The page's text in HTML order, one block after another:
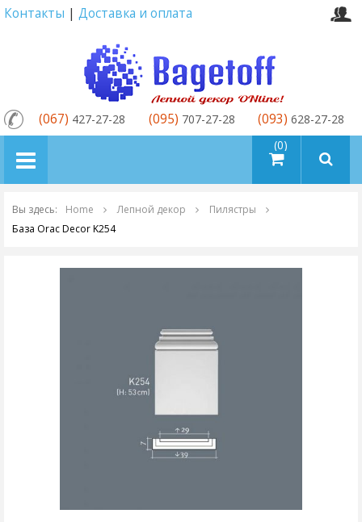
Контакты | Доставка и оплата
товаров (0)
(067) 427-27-28 (095) 707-27-28 (093) 628-27-28
Вы здесь: Home Лепной декор
Пилястры
База Orac Decor K254